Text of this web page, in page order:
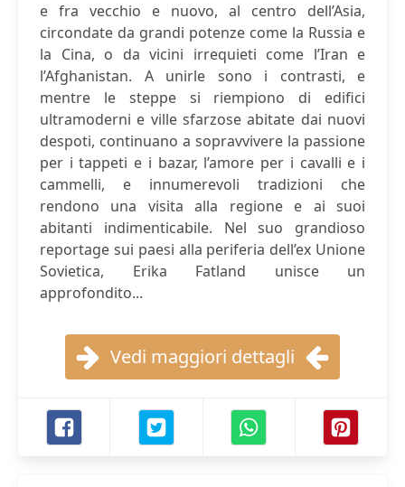
e fra vecchio e nuovo, al centro dell’Asia,
circondate da grandi potenze come la Russia e
la Cina, o da vicini irrequieti come l’Iran e
l’Afghanistan. A unirle sono i contrasti, e
mentre le steppe si riempiono di edifici
ultramoderni e ville sfarzose abitate dai nuovi
despoti, continuano a sopravvivere la passione
per i tappeti e i bazar, l’amore per i cavalli e i
cammelli, e innumerevoli tradizioni che
rendono una visita alla regione e ai suoi
abitanti indimenticabile. Nel suo grandioso
reportage sui paesi alla periferia dell’ex Unione
Sovietica, Erika Fatland unisce un
approfondito...
Vedi maggiori dettagli